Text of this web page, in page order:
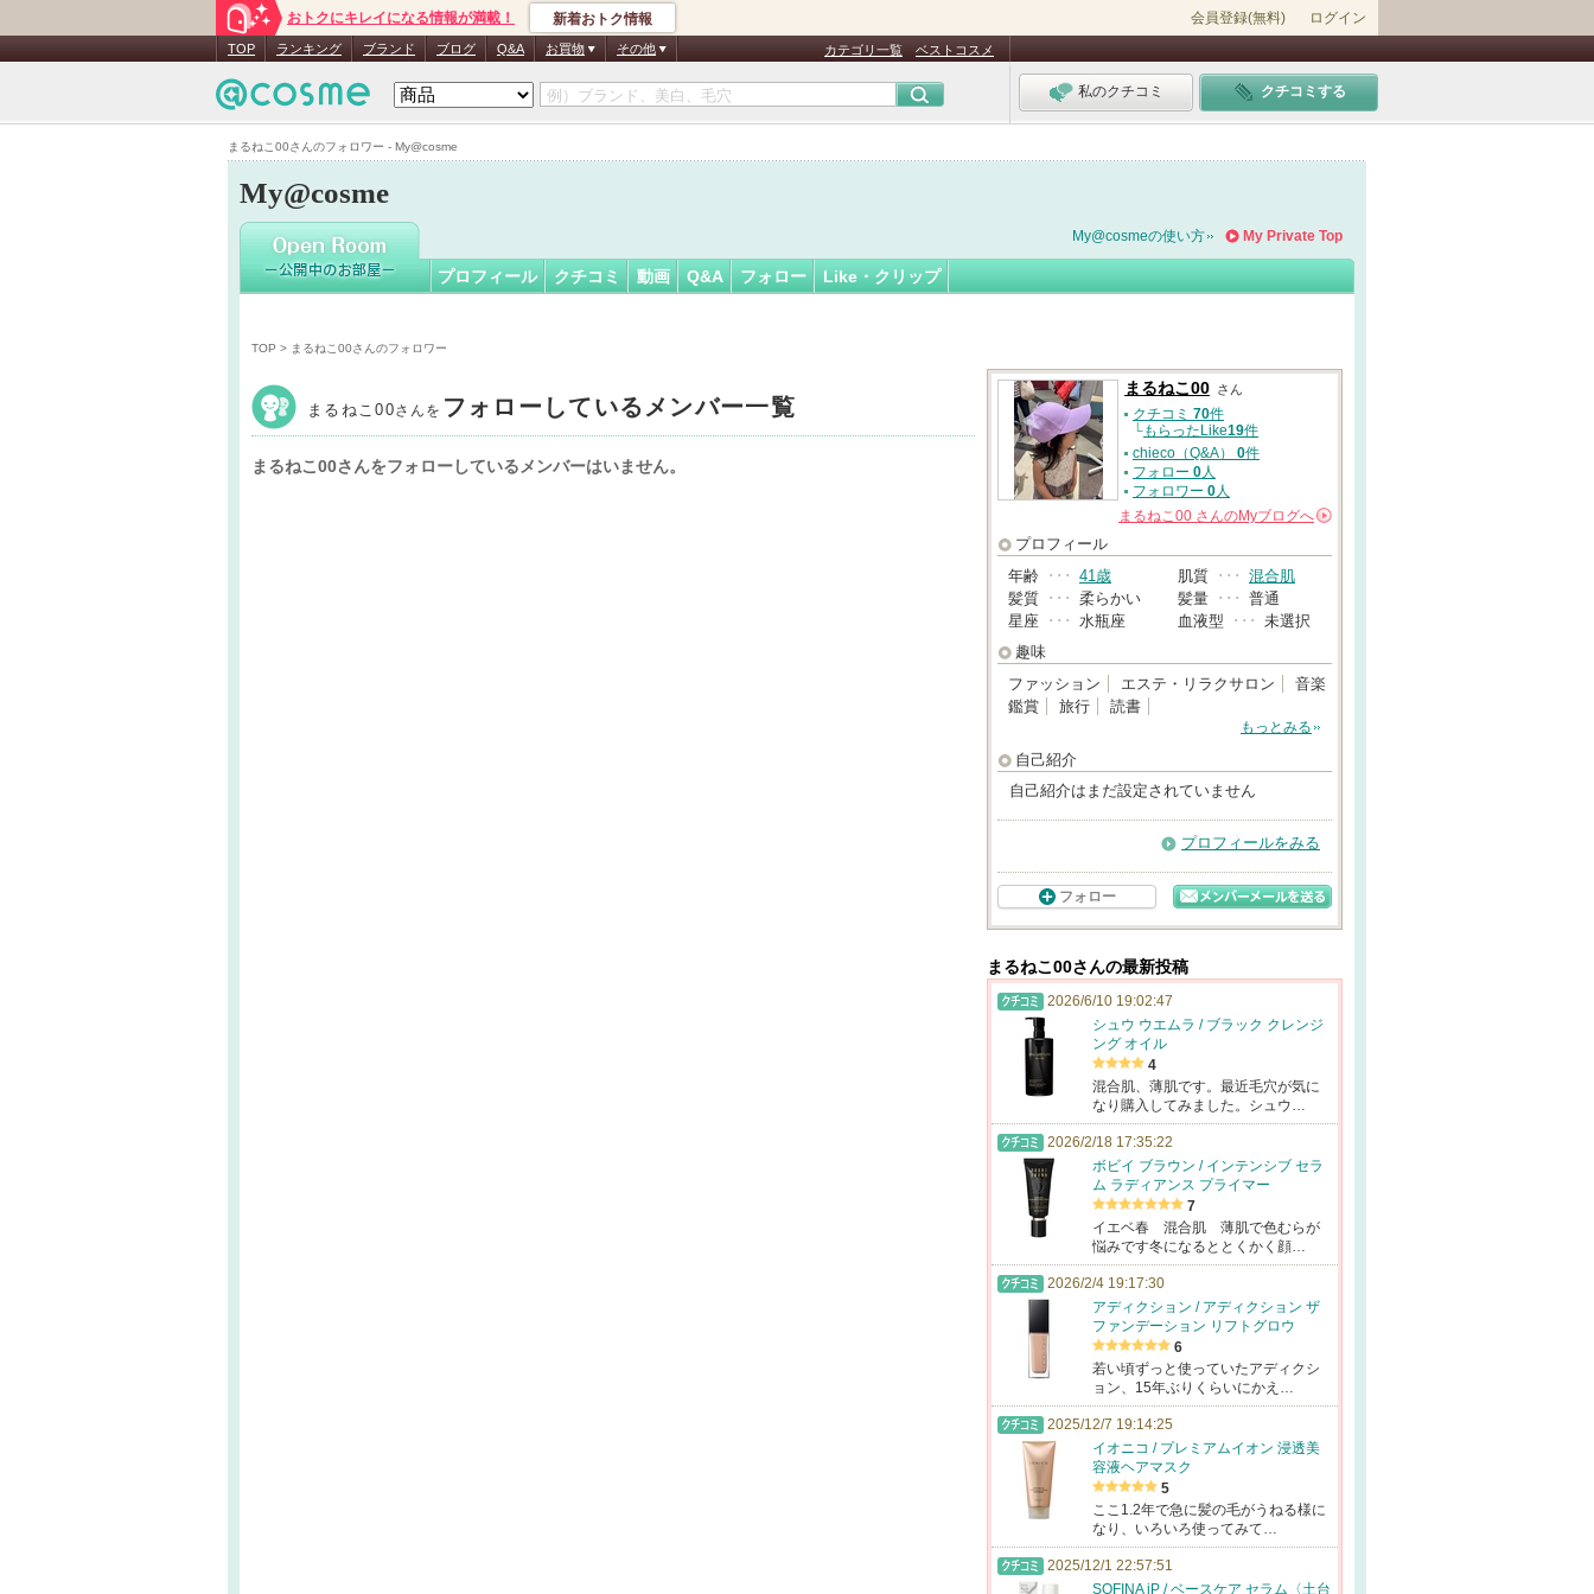
まるねこ00さんのフォロワー - My@cosme
おトクにキレイになる情報が満載！ 新着おトク情報 会員登録(無料) ログイン
TOP ランキング ブランド ブログ Q&A お買物 その他 カテゴリ一覧 ベストコスメ
私のクチコミ クチコミする
My@cosme
まるねこ00さん
My Private Top
My@cosmeの使い方
プロフィール クチコミ 動画 Q&A フォロー Like・クリップ
TOP > まるねこ00さんのフォロワー
まるねこ00さんを フォローしているメンバー一覧
まるねこ00さんをフォローしているメンバーはいません。
まるねこ00 さん
クチコミ 70件
└もらったLike19件
chieco（Q&A） 0件
フォロー 0人
フォロワー 0人
まるねこ00 さんのMyブログへ
プロフィール
年齢 ･･･ 41歳 肌質 ･･･ 混合肌
髪質 ･･･ 柔らかい 髪量 ･･･ 普通
星座 ･･･ 水瓶座 血液型 ･･･ 未選択
趣味
ファッション
エステ・リラクサロン
音楽
鑑賞
旅行 読書
もっとみる
自己紹介
自己紹介はまだ設定されていません
プロフィールをみる
フォロー
まるねこ00さんの最新投稿
2026/6/10 19:02:47
シュウ ウエムラ / ブラック クレンジ
ング オイル
4
混合肌、薄肌です。最近毛穴が気に
なり購入してみました。シュウ…
2026/2/18 17:35:22
ボビイ ブラウン / インテンシブ セラ
ム ラディアンス プライマー
7
イエベ春 混合肌 薄肌で色むらが
悩みです冬になるととくかく顔…
2026/2/4 19:17:30
アディクション / アディクション ザ
ファンデーション リフトグロウ
6
若い頃ずっと使っていたアディクシ
ョン、15年ぶりくらいにかえ…
2025/12/7 19:14:25
イオニコ / プレミアムイオン 浸透美
容液ヘアマスク
5
ここ1.2年で急に髪の毛がうねる様に
なり、いろいろ使ってみて…
2025/12/1 22:57:51
SOFINA iP / ベースケア セラム〈土台